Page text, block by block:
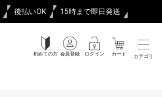
後払いOK 15時まで即日発送
初めての方 会員登録 ログイン カート カテゴリ